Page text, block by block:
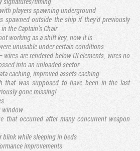
players spawning underground
spawned outside the ship if they’d previously
the Captain’s Chair
working as a shift key, now it is
unusable under certain conditions
wires are rendered below UI elements, wires no
into an unloaded sector
caching, improved assets caching
that was supposed to have been in the last
gone missing!
window
that occurred after many concurrent weapon
blink while sleeping in beds
improvements